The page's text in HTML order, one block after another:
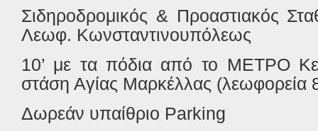
Σιδηροδρομικός & Προαστιακός
Λεωφ. Κωνσταντινουπόλεως
10’ με τα πόδια από το ΜΕΤΡΟ
στάση Αγίας Μαρκέλλας (λεωφορεία
Δωρεάν υπαίθριο Parking